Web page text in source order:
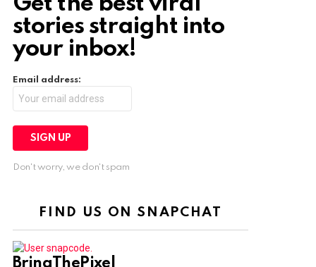
stories straight into
your inbox!
Email address:
Don't worry, we don't spam
FIND US ON SNAPCHAT
BringThePixel